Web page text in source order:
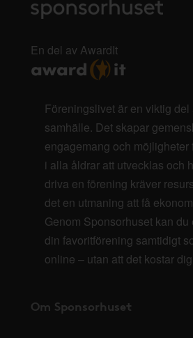
En del av AwardIt
Föreningslivet är en viktig del
samhälle. Det skapar
engagemang och möjligheter
i alla åldrar att utvecklas och
driva en förening kräver
det en utmaning att få
Genom Sponsorhuset kan du
din favoritförening samtidigt
online – utan att det kostar
Om Sponsorhuset